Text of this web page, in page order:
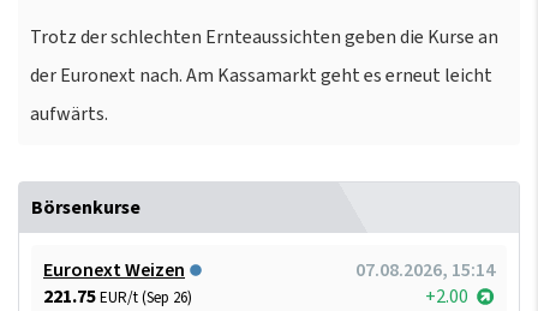
Trotz der schlechten Ernteaussichten geben die Kurse an
der Euronext nach. Am Kassamarkt geht es erneut leicht
aufwärts.
Börsenkurse
Euronext Weizen
07.08.2026, 15:14
221.75EUR/t (Sep 26) +2.00